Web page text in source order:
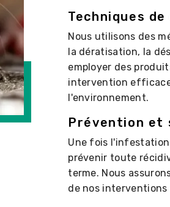
Techniques
Nous utilisons des
la dératisation, la
employer des
intervention
l'environnement.
Prévention et
Une fois l'infestation
prévenir toute
terme. Nous
de nos